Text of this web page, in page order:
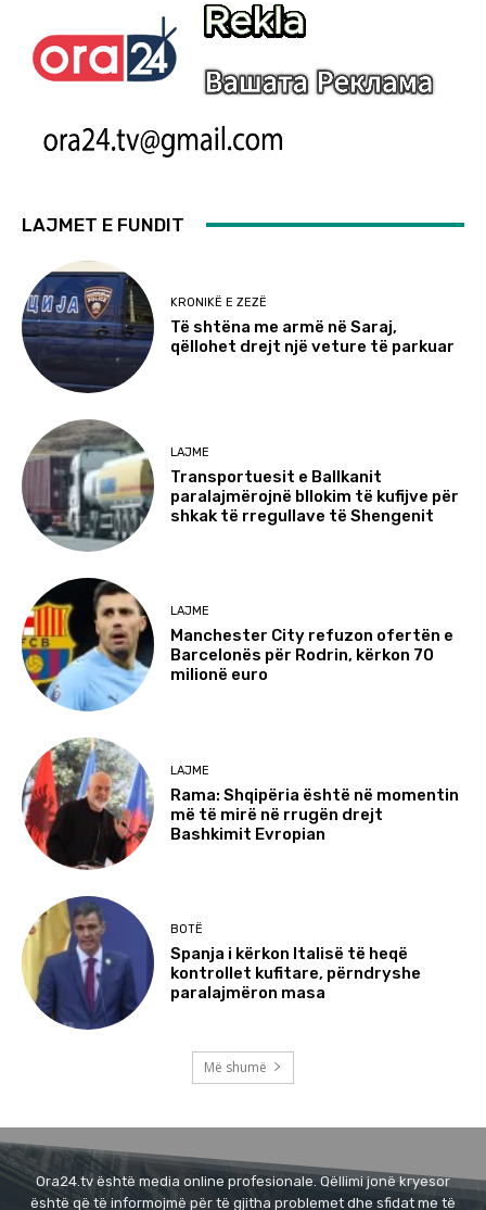
LAJMET E FUNDIT
KRONIKË E ZEZË
Të shtëna me armë në Saraj,
qëllohet drejt një veture të parkuar
LAJME
Transportuesit e Ballkanit
paralajmërojnë bllokim të kufijve për
shkak të rregullave të Shengenit
LAJME
Manchester City refuzon ofertën e
Barcelonës për Rodrin, kërkon 70
milionë euro
LAJME
Rama: Shqipëria është në momentin
më të mirë në rrugën drejt
Bashkimit Evropian
BOTË
Spanja i kërkon Italisë të heqë
kontrollet kufitare, përndryshe
paralajmëron masa
Më shumë
Ora24.tv është media online profesionale. Qëllimi jonë kryesor
është që të informojmë për të gjitha problemet dhe sfidat me të